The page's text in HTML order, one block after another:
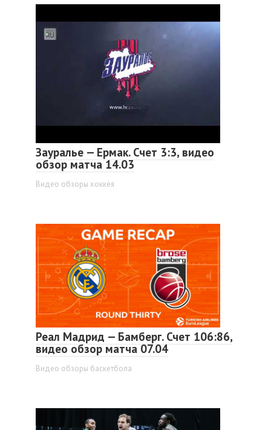
Зауралье — Ермак. Счет 3:3, видео
обзор матча 14.03
Видео обзоры хоккея
Реал Мадрид — Бамберг. Счет 106:86,
видео обзор матча 07.04
Видео обзоры баскетбола